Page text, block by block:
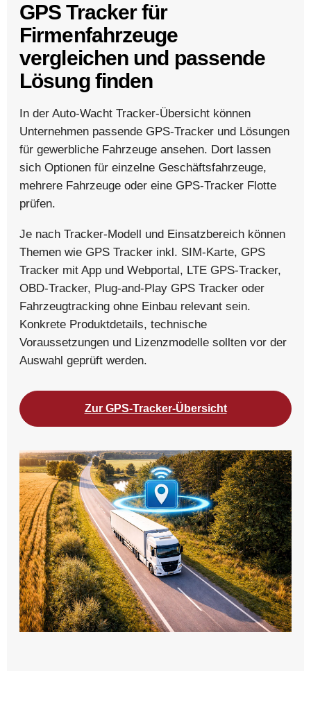
GPS Tracker für
Firmenfahrzeuge
vergleichen und passende
Lösung finden
In der Auto-Wacht Tracker-Übersicht können
Unternehmen passende GPS-Tracker und Lösungen
für gewerbliche Fahrzeuge ansehen. Dort lassen
sich Optionen für einzelne Geschäftsfahrzeuge,
mehrere Fahrzeuge oder eine GPS-Tracker Flotte
prüfen.
Je nach Tracker-Modell und Einsatzbereich können
Themen wie GPS Tracker inkl. SIM-Karte, GPS
Tracker mit App und Webportal, LTE GPS-Tracker,
OBD-Tracker, Plug-and-Play GPS Tracker oder
Fahrzeugtracking ohne Einbau relevant sein.
Konkrete Produktdetails, technische
Voraussetzungen und Lizenzmodelle sollten vor der
Auswahl geprüft werden.
Zur GPS-Tracker-Übersicht